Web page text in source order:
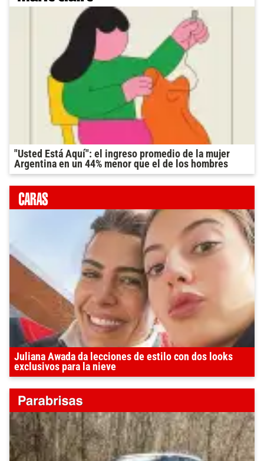
"Usted Está Aquí": el ingreso promedio de la mujer
Argentina en un 44% menor que el de los hombres
Juliana Awada da lecciones de estilo con dos looks
exclusivos para la nieve